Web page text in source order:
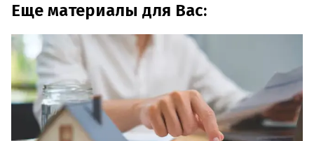
Еще материалы для Вас: